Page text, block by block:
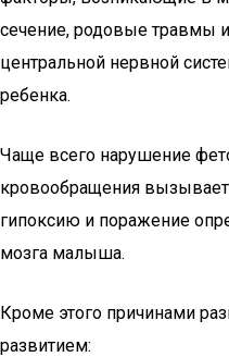
сечение, родовые травмы
центральной нервной
ребенка.
Чаще всего нарушение
кровообращения
гипоксию и поражение
мозга малыша.
Кроме этого причинами
развитием: